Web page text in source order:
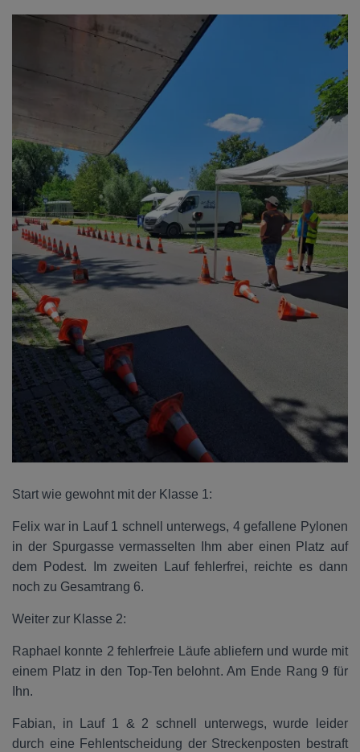
Start wie gewohnt mit der Klasse 1:
Felix war in Lauf 1 schnell unterwegs, 4 gefallene Pylonen
in der Spurgasse vermasselten Ihm aber einen Platz auf
dem Podest. Im zweiten Lauf fehlerfrei, reichte es dann
noch zu Gesamtrang 6.
Weiter zur Klasse 2:
Raphael konnte 2 fehlerfreie Läufe abliefern und wurde mit
einem Platz in den Top-Ten belohnt. Am Ende Rang 9 für
Ihn.
Fabian, in Lauf 1 & 2 schnell unterwegs, wurde leider
durch eine Fehlentscheidung der Streckenposten bestraft